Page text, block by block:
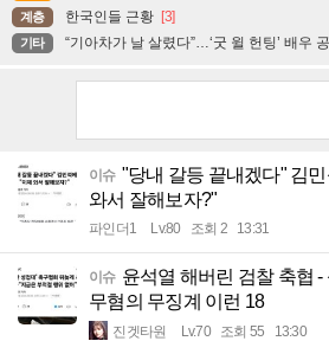
계층 한국인들 근황 [3]
기타 “기아차가 날 살렸다”…‘굿 윌 헌팅’ 배우 공개
이슈 "당내 갈등 끝내겠다" 김
와서 잘해보자?"
파인더1 Lv.80 조회 2 13:31
이슈 윤석열 해버린 검찰 축협
무혐의 무징계 이런 18
진겟타원 Lv.70 조회 55 13:30